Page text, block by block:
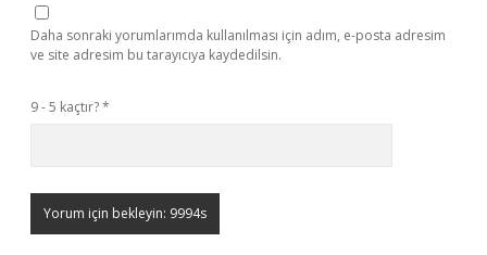
Daha sonraki yorumlarımda kullanılması için adım, e-posta adresim
ve site adresim bu tarayıcıya kaydedilsin.
9 - 5 kaçtır?*